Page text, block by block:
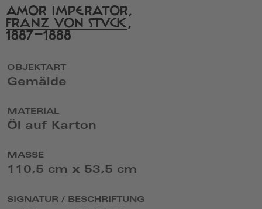
von
Creative
Commons
AMOR IMPERATOR,
FRANZ VON STUCK,
1887–1888
OBJEKTART
Gemälde
MATERIAL
Öl auf Karton
MASSE
110,5 cm x 53,5 cm
SIGNATUR / BESCHRIFTUNG